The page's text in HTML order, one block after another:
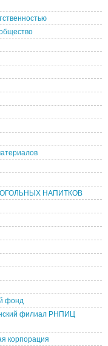
НАПИТКОВ
фонд
филиал РНПИЦ
корпорация